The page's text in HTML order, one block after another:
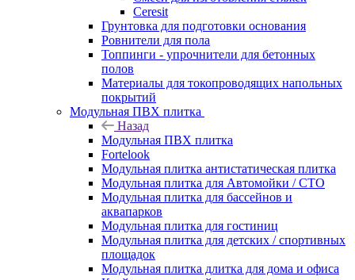
Ceresit
Грунтовка для подготовки основания
Ровнители для пола
Топпинги - упрочнители для бетонных
полов
Материалы для токопроводящих напольных
покрытий
Модульная ПВХ плитка
Назад
Модульная ПВХ плитка
Fortelook
Модульная плитка антистатическая плитка
Модульная плитка для Автомойки / СТО
Модульная плитка для бассейнов и
аквапарков
Модульная плитка для гостиниц
Модульная плитка для детских / спортивных
площадок
Модульная плитка длитка для дома и офиса